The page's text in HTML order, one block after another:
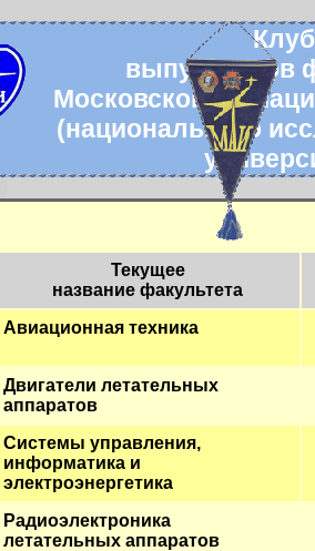
выпускников
Московского
(национального
Текущее
название факультета
Авиационная техника
Двигатели летательных
аппаратов
Системы управления,
информатика и
электроэнергетика
Радиоэлектроника
летательных аппаратов